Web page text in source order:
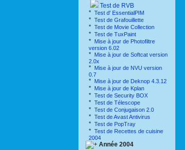
Test de RVB
* Test d' EssentialPIM
* Test de Grafouillette
* Test de Movie Collection
* Test de TuxPaint
* Mise à jour de Photofiltre
version 6.02
* Mise à jour de Softcat version
2.0x
* Mise à jour de NVU version
0.7
* Mise à jour de Deknop 4.3.12
* Mise à jour de Kplan
* Test de Security BOX
* Test de Télescope
* Test de Conjugaison 2.0
* Test de Avast Antivirus
* Test de PopTray
* Test de Recettes de cuisine
2004
Année 2004